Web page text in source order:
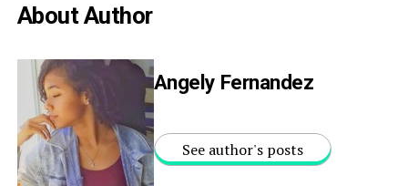
About Author
Angely Fernandez
See author's posts